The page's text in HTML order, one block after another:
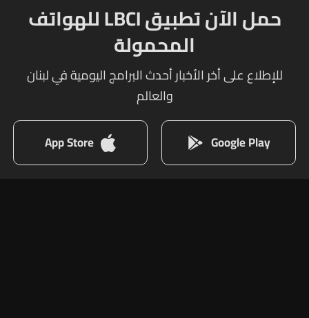
حمل الآن تطبيق LBCI للهواتف
المحمولة
للإطلاع على أخر الأخبار أحدث البرامج اليومية في لبنان
والعالم
Google Play
App Store